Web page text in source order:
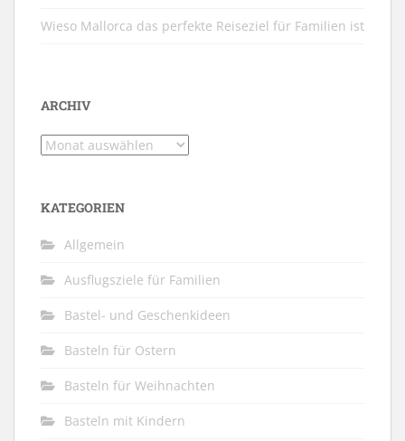
Wieso Mallorca das perfekte Reiseziel für Familien ist
ARCHIV
Archiv
KATEGORIEN
Allgemein
Ausflugsziele für Familien
Bastel- und Geschenkideen
Basteln für Ostern
Basteln für Weihnachten
Basteln mit Kindern